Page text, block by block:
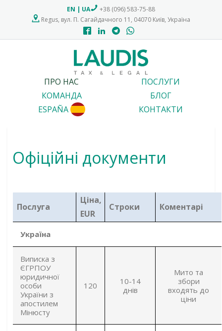
EN | UA
+38 (096) 583-75-88
Regus, вул. П. Сагайдачного 11, 04070 Київ, Україна
ПРО НАС
ПОСЛУГИ
КОМАНДА
БЛОГ
ESPAÑA
КОНТАКТИ
Офіційні документи
Послуга
Ціна,
EUR
Строки Коментарі
Україна
Виписка з
ЄГРПОУ
юридичної
особи
України з
апостилем
Мінюсту
120
10-14
днів
Мито та
збори
входять до
ціни